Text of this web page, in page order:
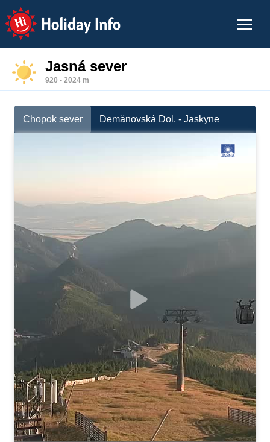
Holiday Info
Jasná sever
920 - 2024 m
Chopok sever Demänovská Dol. - Jaskyne